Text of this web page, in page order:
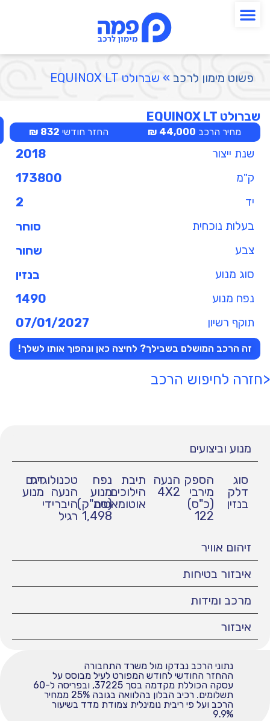
פשוט מימון לרכב » שברולט EQUINOX LT
שברולט EQUINOX LT
מחיר הרכב 44,000 ₪ החזר חודשי 832 ₪
שנת ייצור 2018
ק"מ 173800
יד 2
בעלות נוכחית סוחר
צבע שחור
סוג מנוע בנזין
נפח מנוע 1490
תוקף רשיון 07/01/2027
זה הרכב המושלם בשבילך? לחיצה כאן ונהפוך אותו לשלך!
<חזרה לחיפוש הרכב
מנוע וביצועים
סוג
דלק
בנזין
הספק
מירבי
(כ"ס)
122
הנעה
4X2
תיבת
הילוכים
אוטומאטית
נפח
מנוע
(סמ"ק)
1,498
טכנולוגיית
הנעה
היברידי
רגיל
דגם
מנוע
זיהום אוויר
איבזור בטיחות
מרכב ומידות
איבזור
נתוני הרכב נבדקו מול משרד התחבורה
ההחזר החודשי לחודש המפורט לעיל מבוסס על
עסקה הכוללת מקדמה בסך 37225, ובפריסה ל-60
תשלומים. רכיב הבלון בהלוואה בגובה 25% ממחיר
הרכב ועל פי ריבית נומינלית צמודת מדד בשיעור
9.9%